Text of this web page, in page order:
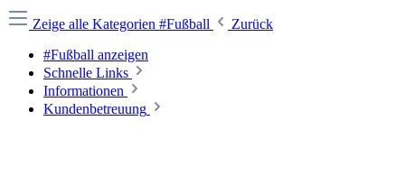
Zeige alle Kategorien #Fußball
Zurück
#Fußball anzeigen
Schnelle Links
Informationen
Kundenbetreuung